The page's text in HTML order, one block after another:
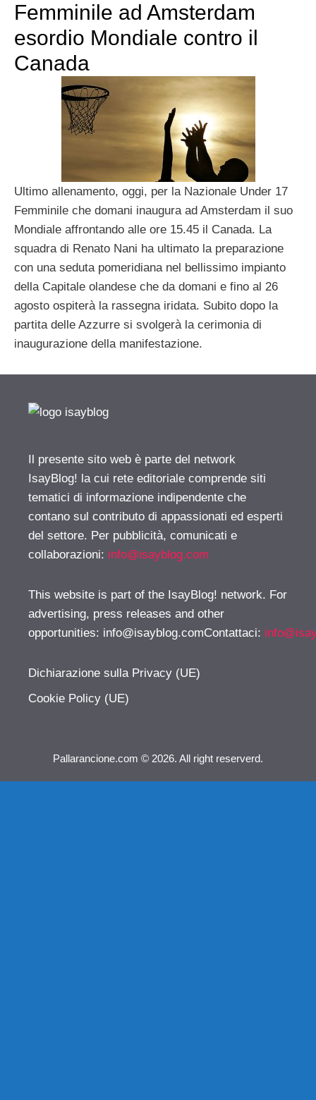
Femminile ad Amsterdam
esordio Mondiale contro il
Canada
Ultimo allenamento, oggi, per la Nazionale Under 17
Femminile che domani inaugura ad Amsterdam il suo
Mondiale affrontando alle ore 15.45 il Canada. La
squadra di Renato Nani ha ultimato la preparazione
con una seduta pomeridiana nel bellissimo impianto
della Capitale olandese che da domani e fino al 26
agosto ospiterà la rassegna iridata. Subito dopo la
partita delle Azzurre si svolgerà la cerimonia di
inaugurazione della manifestazione.
Il presente sito web è parte del network
IsayBlog! la cui rete editoriale comprende siti
tematici di informazione indipendente che
contano sul contributo di appassionati ed esperti
del settore. Per pubblicità, comunicati e
collaborazioni: info@isayblog.com
This website is part of the IsayBlog! network. For
advertising, press releases and other
opportunities: info@isayblog.comContattaci:
Dichiarazione sulla Privacy (UE)
Cookie Policy (UE)
Pallarancione.com © 2026. All right reserverd.